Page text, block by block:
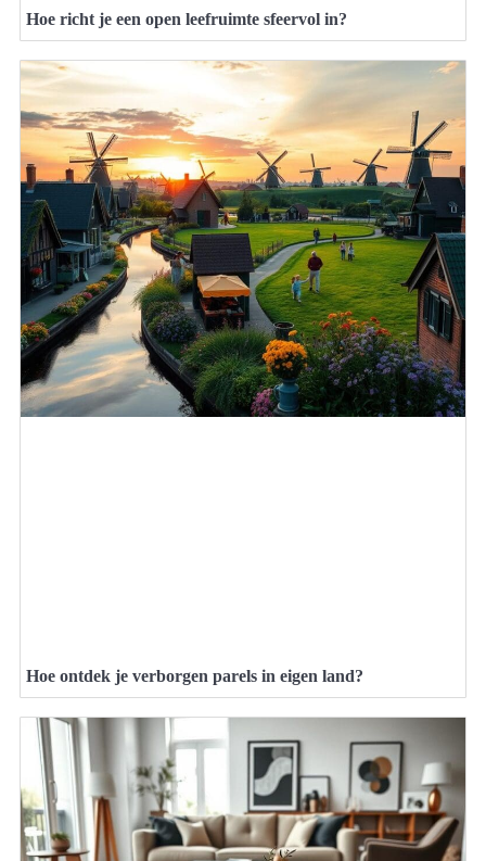
Hoe richt je een open leefruimte sfeervol in?
Hoe ontdek je verborgen parels in eigen land?